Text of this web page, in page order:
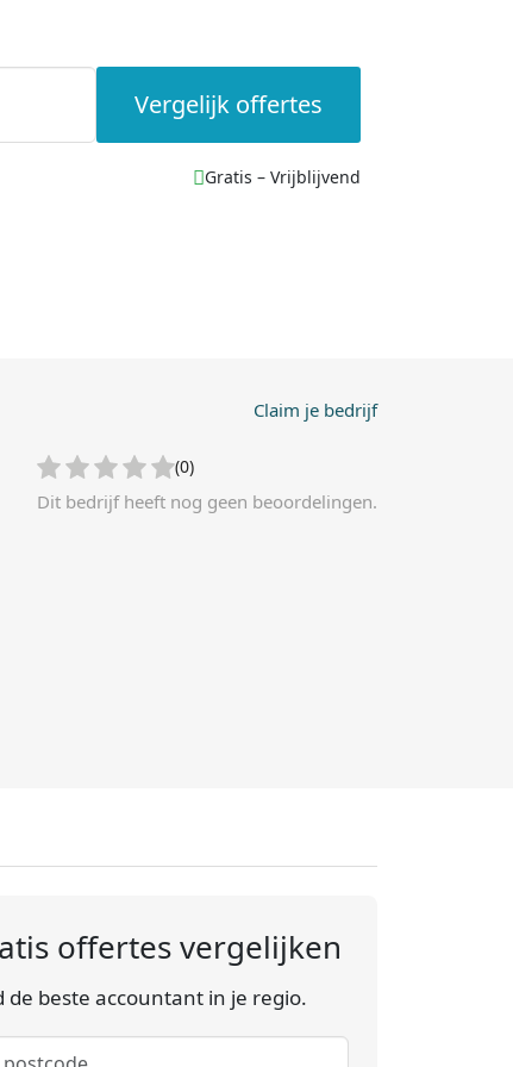
Vergelijk offertes
Gratis – Vrijblijvend
Claim je bedrijf
(0)
Dit bedrijf heeft nog geen beoordelingen.
offertes vergelijken
de beste accountant in je regio.